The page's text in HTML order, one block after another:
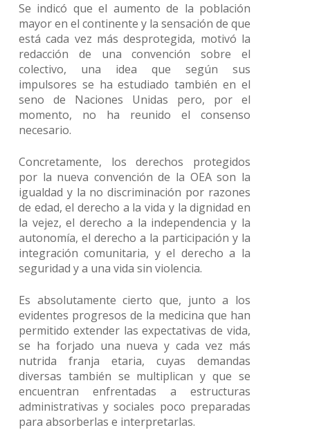
Se indicó que el aumento de la población
mayor en el continente y la sensación de que
está cada vez más desprotegida, motivó la
redacción de una convención sobre el
colectivo, una idea que según sus
impulsores se ha estudiado también en el
seno de Naciones Unidas pero, por el
momento, no ha reunido el consenso
necesario.
Concretamente, los derechos protegidos
por la nueva convención de la OEA son la
igualdad y la no discriminación por razones
de edad, el derecho a la vida y la dignidad en
la vejez, el derecho a la independencia y la
autonomía, el derecho a la participación y la
integración comunitaria, y el derecho a la
seguridad y a una vida sin violencia.
Es absolutamente cierto que, junto a los
evidentes progresos de la medicina que han
permitido extender las expectativas de vida,
se ha forjado una nueva y cada vez más
nutrida franja etaria, cuyas demandas
diversas también se multiplican y que se
encuentran enfrentadas a estructuras
administrativas y sociales poco preparadas
para absorberlas e interpretarlas.